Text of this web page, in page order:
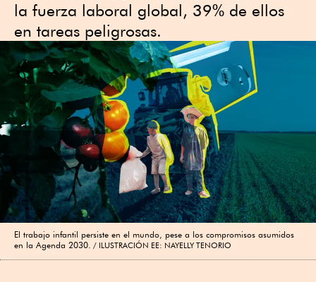
la fuerza laboral global, 39% de ellos
en tareas peligrosas.
El trabajo infantil persiste en el mundo, pese a los compromisos asumidos
en la Agenda 2030.
ILUSTRACIÓN EE: NAYELLY TENORIO